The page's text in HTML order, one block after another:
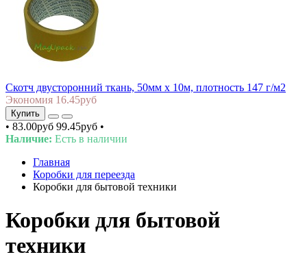
Скотч двусторонний ткань, 50мм х 10м, плотность 147 г/м2
Экономия 16.45руб
Купить
• 83.00руб 99.45руб •
Наличие: Есть в наличии
Главная
Коробки для переезда
Коробки для бытовой техники
Коробки для бытовой
техники